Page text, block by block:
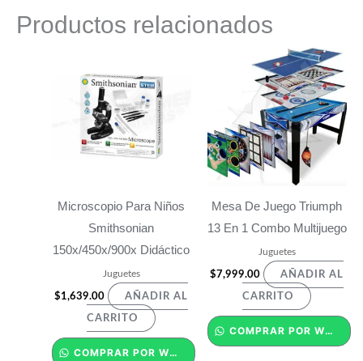
Productos relacionados
Microscopio Para Niños
Smithsonian
150x/450x/900x Didáctico
Juguetes
$1,639.00 AÑADIR AL
CARRITO
COMPRAR POR WHATSAPP
Mesa De Juego Triumph
13 En 1 Combo Multijuego
Juguetes
$7,999.00 AÑADIR AL
CARRITO
COMPRAR POR WHATSAPP